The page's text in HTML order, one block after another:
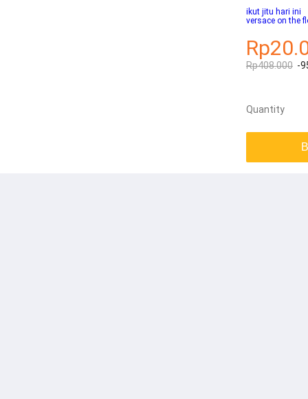
ikut jitu hari ini
versace on the
Rp408.000 -
Quantity